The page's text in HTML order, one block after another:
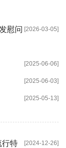
[2026-03-05]
慰问
[2025-06-06]
[2025-06-03]
[2025-05-13]
[2024-12-26]
行特